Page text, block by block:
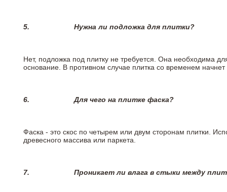
5. Нужна ли подложка для плитки?
Нет, подложка под плитку не требуется. Она необходима
основание. В противном случае плитка со временем
6.Для чего на плитке фаска?
Фаска - это скос по четырем или двум сторонам плитки.
древесного массива или паркета.
7. Проникает ли влага в стыки между